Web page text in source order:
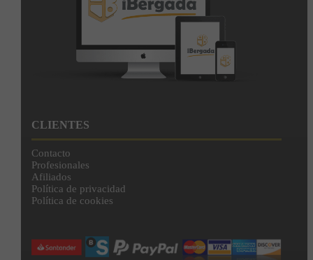
CLIENTES
Contacto
Profesionales
Afiliados
Política de privacidad
Política de cookies